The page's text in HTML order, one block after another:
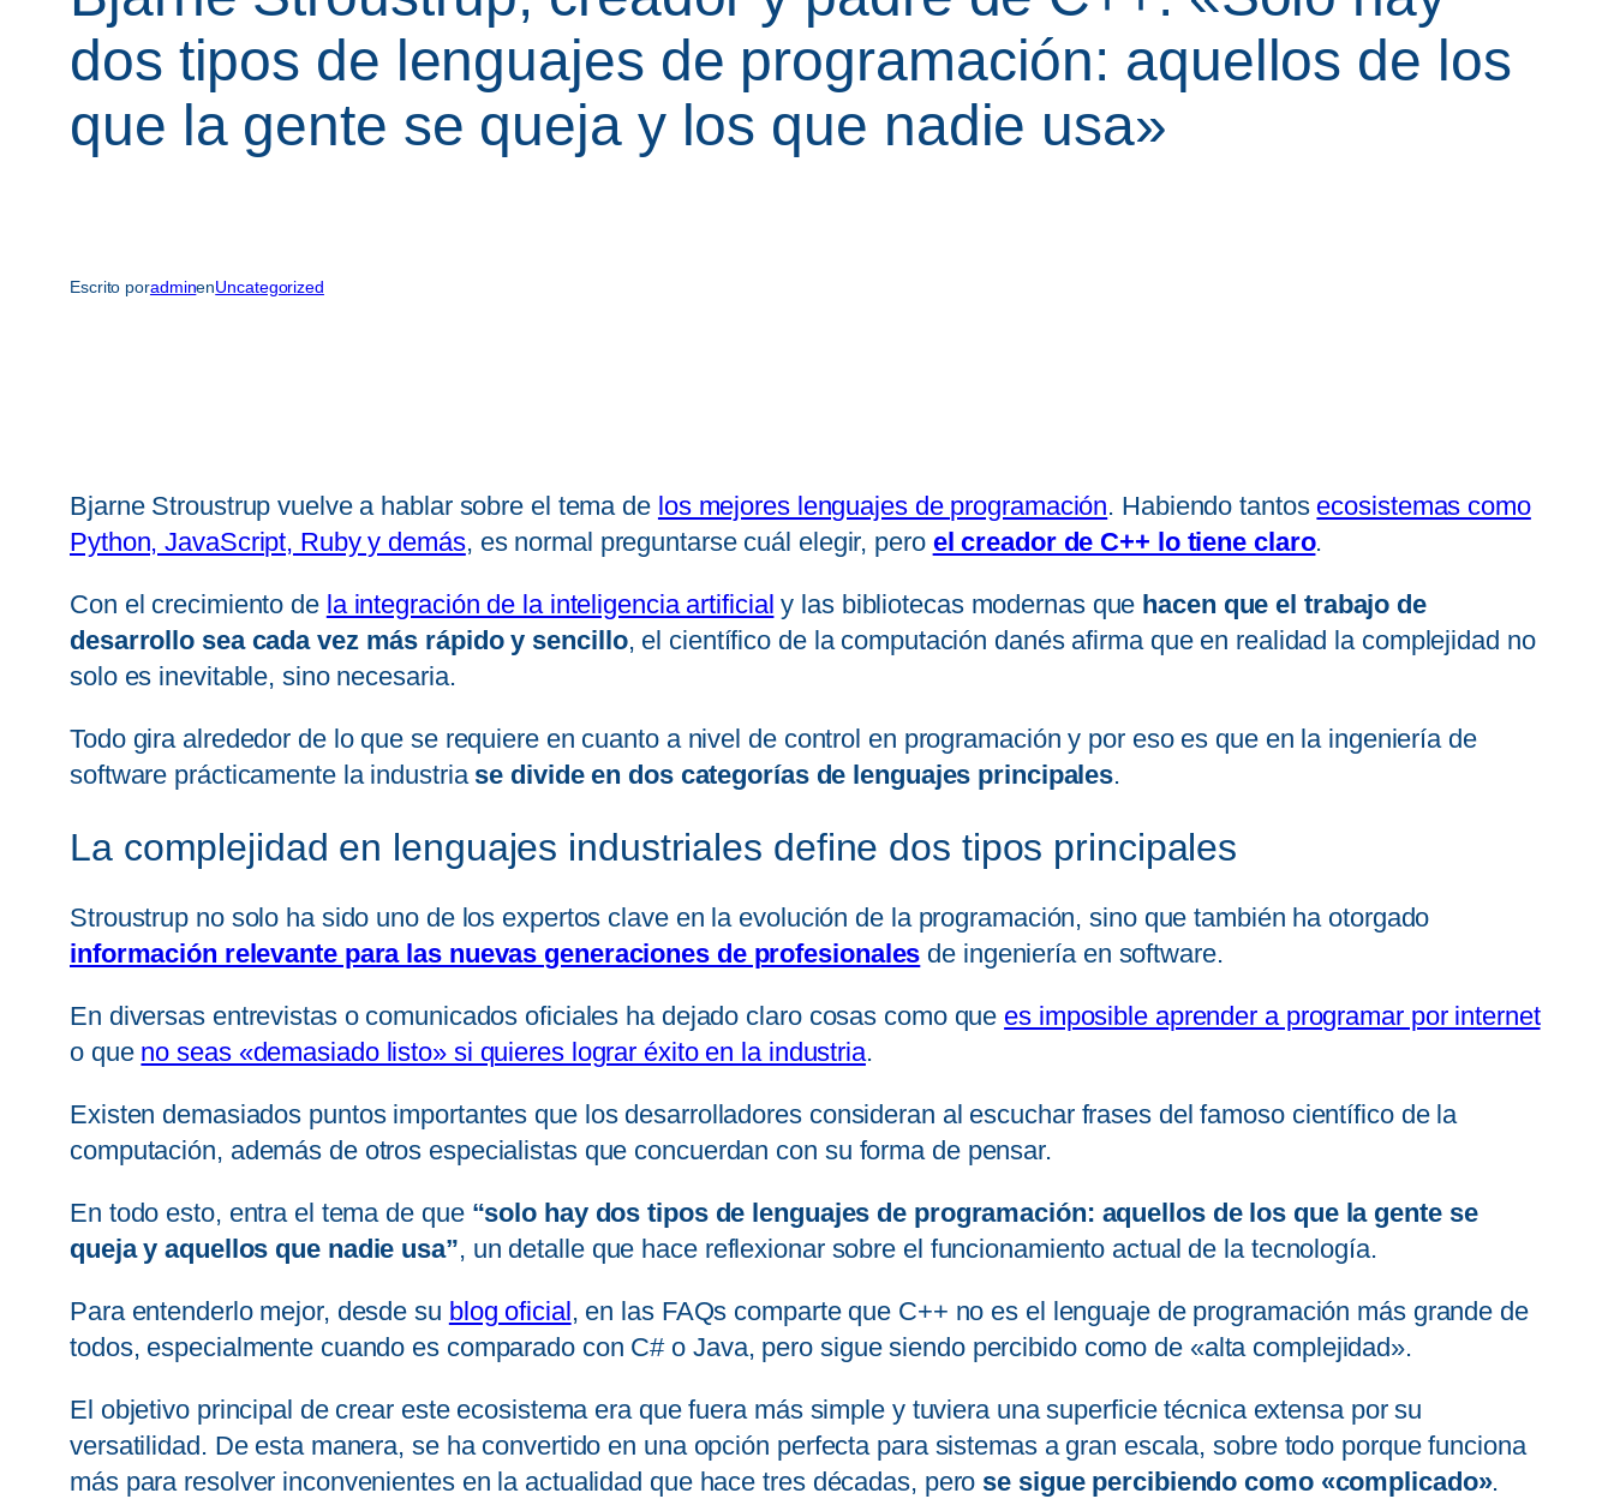
dos tipos de lenguajes de programación: aquellos de los
que la gente se queja y los que nadie usa»
Escrito poradminenUncategorized
Bjarne Stroustrup vuelve a hablar sobre el tema de los mejores lenguajes de programación. Habiendo tantos ecosistemas como
Python, JavaScript, Ruby y demás, es normal preguntarse cuál elegir, pero el creador de C++ lo tiene claro.
Con el crecimiento de la integración de la inteligencia artificial y las bibliotecas modernas que hacen que el trabajo de
desarrollo sea cada vez más rápido y sencillo, el científico de la computación danés afirma que en realidad la complejidad no
solo es inevitable, sino necesaria.
Todo gira alrededor de lo que se requiere en cuanto a nivel de control en programación y por eso es que en la ingeniería de
software prácticamente la industriase divide en dos categorías de lenguajes principales.
La complejidad en lenguajes industriales define dos tipos principales
Stroustrup no solo ha sido uno de los expertos clave en la evolución de la programación, sino que también ha otorgado
información relevante para las nuevas generaciones de profesionales de ingeniería en software.
En diversas entrevistas o comunicados oficiales ha dejado claro cosas como que es imposible aprender a programar por internet
o que no seas «demasiado listo» si quieres lograr éxito en la industria.
Existen demasiados puntos importantes que los desarrolladores consideran al escuchar frases del famoso científico de la
computación, además de otros especialistas que concuerdan con su forma de pensar.
En todo esto, entra el tema de que“solo hay dos tipos de lenguajes de programación: aquellos de los que la gente se
queja y aquellos que nadie usa”, un detalle que hace reflexionar sobre el funcionamiento actual de la tecnología.
Para entenderlo mejor, desde su blog oficial , en las FAQs comparte que C++ no es el lenguaje de programación más grande de
todos, especialmente cuando es comparado con C# o Java, pero sigue siendo percibido como de «alta complejidad».
El objetivo principal de crear este ecosistema era que fuera más simple y tuviera una superficie técnica extensa por su
versatilidad. De esta manera, se ha convertido en una opción perfecta para sistemas a gran escala, sobre todo porque funciona
más para resolver inconvenientes en la actualidad que hace tres décadas, pero se sigue percibiendo como «complicado».